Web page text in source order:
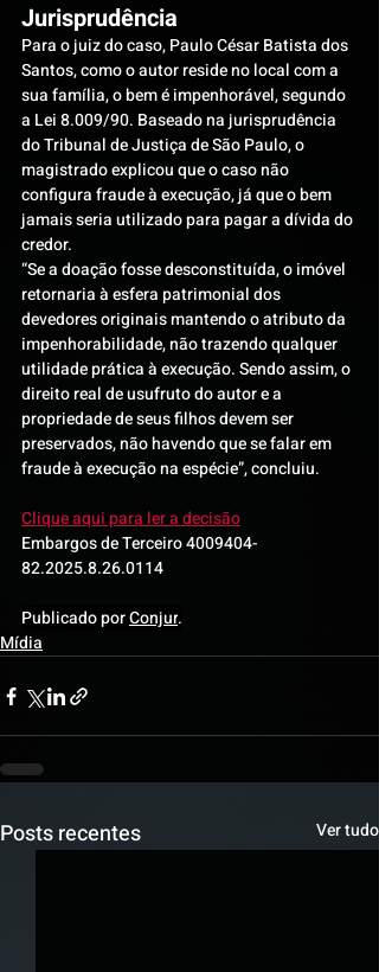
Jurisprudência
Para o juiz do caso, Paulo César Batista dos
Santos, como o autor reside no local com a
sua família, o bem é impenhorável, segundo
a Lei 8.009/90. Baseado na jurisprudência
do Tribunal de Justiça de São Paulo, o
magistrado explicou que o caso não
configura fraude à execução, já que o bem
jamais seria utilizado para pagar a dívida do
credor.
“Se a doação fosse desconstituída, o imóvel
retornaria à esfera patrimonial dos
devedores originais mantendo o atributo da
impenhorabilidade, não trazendo qualquer
utilidade prática à execução. Sendo assim, o
direito real de usufruto do autor e a
propriedade de seus filhos devem ser
preservados, não havendo que se falar em
fraude à execução na espécie”, concluiu.
Clique aqui para ler a decisão
Embargos de Terceiro 4009404-
82.2025.8.26.0114
Publicado por Conjur.
Mídia
Posts recentes Ver tudo